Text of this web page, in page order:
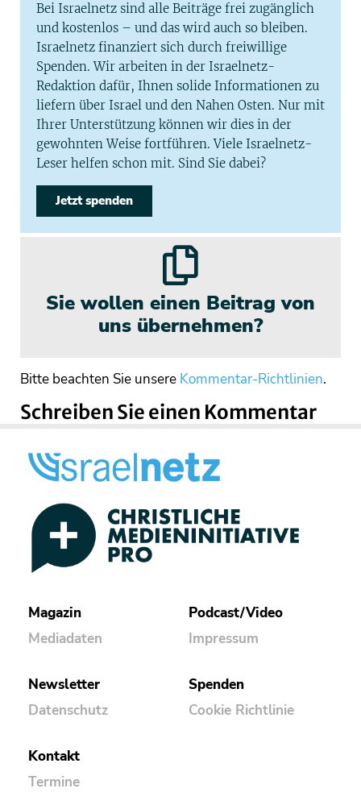
Bei Israelnetz sind alle Beiträge frei zugänglich
und kostenlos – und das wird auch so bleiben.
Israelnetz finanziert sich durch freiwillige
Spenden. Wir arbeiten in der Israelnetz-
Redaktion dafür, Ihnen solide Informationen zu
liefern über Israel und den Nahen Osten. Nur mit
Ihrer Unterstützung können wir dies in der
gewohnten Weise fortführen. Viele Israelnetz-
Leser helfen schon mit. Sind Sie dabei?
Jetzt spenden
Sie wollen einen Beitrag von
uns übernehmen?
Bitte beachten Sie unsere Kommentar-Richtlinien.
Schreiben Sie einen Kommentar
Magazin
Mediadaten
Podcast/Video
Impressum
Newsletter
Datenschutz
Spenden
Cookie Richtlinie
Kontakt
Termine